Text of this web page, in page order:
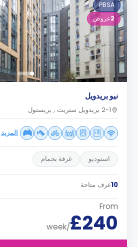
PBSA
2عروض
نيو بريدويل
2-1 بريدويل ستريت , بريستول
المزيد
استوديو غرفة بحمام
10غرف متاحة
From
£240
/week